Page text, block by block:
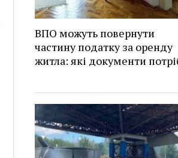
ВПО можуть повернути
частину податку за оренду
житла: які документи